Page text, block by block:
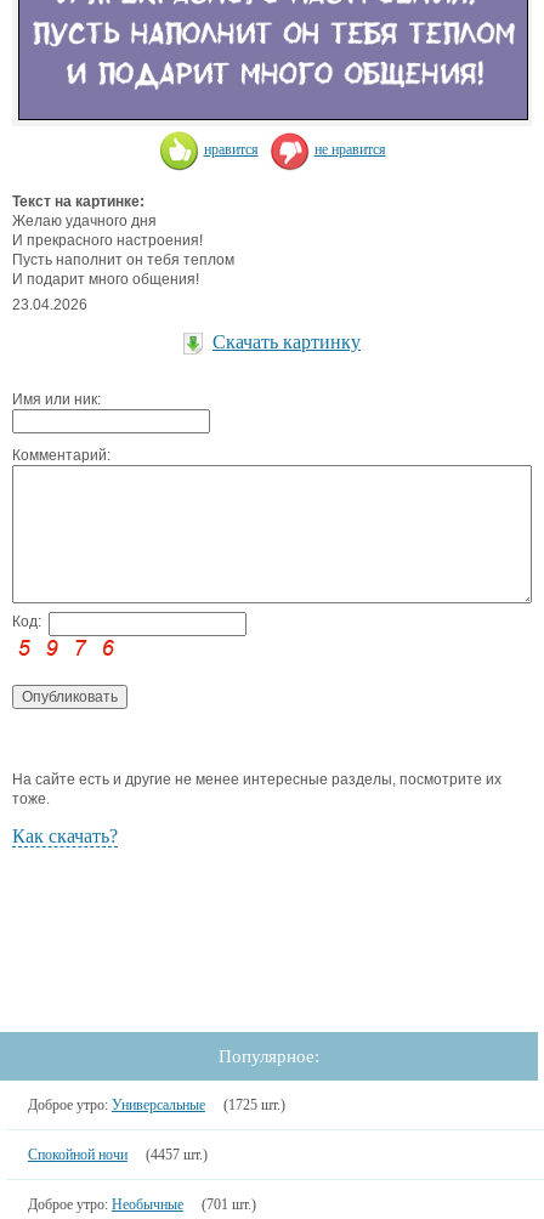
нравится не нравится
Текст на картинке:
Желаю удачного дня
И прекрасного настроения!
Пусть наполнит он тебя теплом
И подарит много общения!
23.04.2026
Скачать картинку
Имя или ник:
Комментарий:
Код:
На сайте есть и другие не менее интересные разделы, посмотрите их
тоже.
Как скачать?
Популярное:
Доброе утро: Универсальные (1725 шт.)
Спокойной ночи (4457 шт.)
Доброе утро: Необычные (701 шт.)